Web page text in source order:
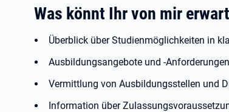
Was könnt Ihr von mir
Überblick über Studienmöglichkeiten in
Ausbildungsangebote und -
Vermittlung von Ausbildungsstellen und
Information über